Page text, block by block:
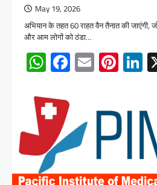
May 19, 2026
अभियान के तहत 60 राहत वैन तैनात की जाएंगी,
और आम लोगों को ठंडा…
WhatsApp
Facebook
Email